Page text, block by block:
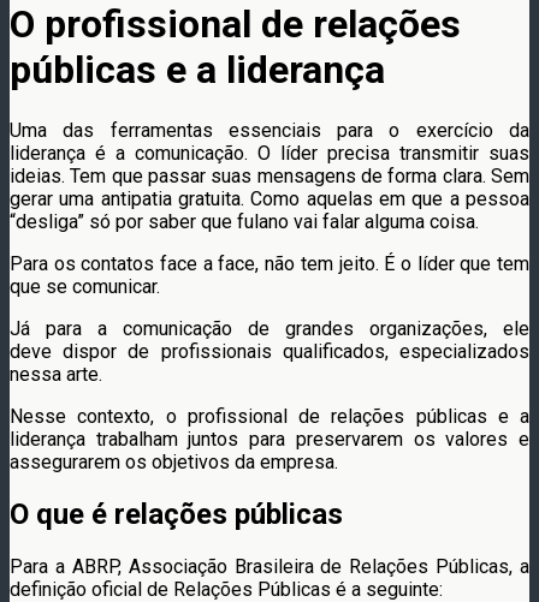
O profissional de relações
públicas e a liderança
Uma das ferramentas essenciais para o exercício da
liderança é a comunicação. O líder precisa transmitir suas
ideias. Tem que passar suas mensagens de forma clara. Sem
gerar uma antipatia gratuita. Como aquelas em que a pessoa
“desliga” só por saber que fulano vai falar alguma coisa.
Para os contatos face a face, não tem jeito. É o líder que tem
que se comunicar.
Já para a comunicação de grandes organizações, ele
deve dispor de profissionais qualificados, especializados
nessa arte.
Nesse contexto, o profissional de relações públicas e a
liderança trabalham juntos para preservarem os valores e
assegurarem os objetivos da empresa.
O que é relações públicas
Para a ABRP, Associação Brasileira de Relações Públicas, a
definição oficial de Relações Públicas é a seguinte: